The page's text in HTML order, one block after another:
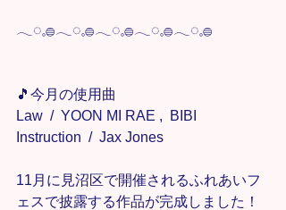
𓂃◌𓈒𓐍𓂃◌𓈒𓐍𓂃◌𓈒𓐍𓂃◌𓈒𓐍𓂃◌𓈒𓐍
🎵今月の使用曲
Law  /  YOON MI RAE ,  BIBI
Instruction  /  Jax Jones
11月に見沼区で開催されるふれあいフ
ェスで披露する作品が完成しました！